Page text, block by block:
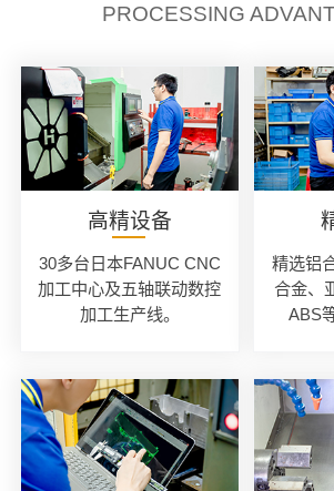
PROCESSING
高精设备
30多台日本FANUC CNC
加工中心及五轴联动数控
加工生产线。
精选铝
合金、
ABS